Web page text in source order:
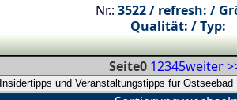
Nr.: 3522 / refresh: /
Qualität: / Typ:
Seite0 12345weiter